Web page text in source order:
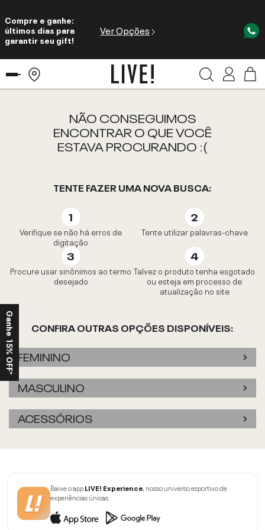
Compre e ganhe:
últimos dias para
garantir seu gift!
Ver Opções
NÃO CONSEGUIMOS
ENCONTRAR O QUE VOCÊ
ESTAVA PROCURANDO :(
TENTE FAZER UMA NOVA BUSCA:
Verifique se não há erros de
digitação
Tente utilizar palavras-chave
Procure usar sinônimos ao termo
desejado
Talvez o produto tenha esgotado
ou esteja em processo de
atualização no site
CONFIRA OUTRAS OPÇÕES DISPONÍVEIS:
FEMININO
MASCULINO
ACESSÓRIOS
Baixe o appLIVE! Experience, nosso universo esportivo de
experiências únicas.
Ganhe 15% OFF*